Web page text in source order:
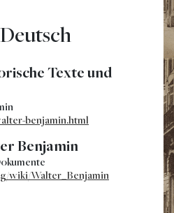
Texte und
benjamin.html
Benjamin
wiki/Walter_Benjamin